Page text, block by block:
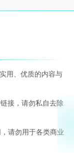
用、优质的内容与
接，请勿私自去除
请勿用于各类商业